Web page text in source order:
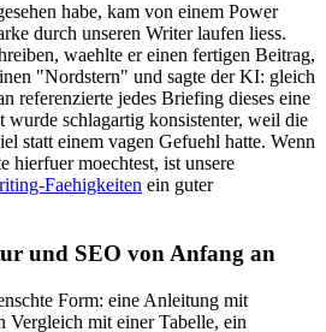
habe, kam von einem Power
durch unseren Writer laufen liess.
waehlte er einen fertigen Beitrag,
"Nordstern" und sagte der KI: gleich
referenzierte jedes Briefing dieses eine
wurde schlagartig konsistenter, weil die
statt einem vagen Gefuehl hatte. Wenn
hierfuer moechtest, ist unsere
Faehigkeiten ein guter
und SEO von Anfang an
Form: eine Anleitung mit
Vergleich mit einer Tabelle, ein